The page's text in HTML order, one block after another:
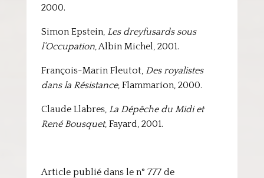
2000.
Simon Epstein, Les dreyfusards sous
l’Occupation, Albin Michel, 2001.
François-Marin Fleutot, Des royalistes
dans la Résistance, Flammarion, 2000.
Claude Llabres, La Dépêche du Midi et
René Bousquet, Fayard, 2001.
Article publié dans le n° 777 de